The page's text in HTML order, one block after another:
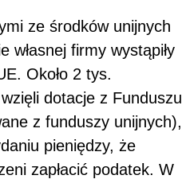
ze środków unijnych
własnej firmy wystąpiły
Około 2 tys.
dotacje z Funduszu
z funduszy unijnych),
pieniędzy, że
zapłacić podatek. W